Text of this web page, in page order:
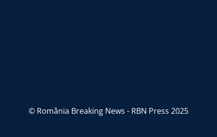
© România Breaking News - RBN Press 2025